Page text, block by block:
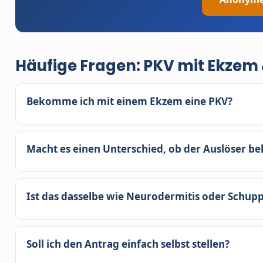
Häufige Fragen: PKV mit
Bekomme ich mit einem Ekzem eine PKV?
Meist ja. Ein einmaliges, abgeheiltes
Ekzeme werden genauer geprüft, sind aber meist
Macht es einen Unterschied, ob der Auslöser
Ja, deutlich. Ein bekannter, vermeidbarer
Unklare oder wechselnde Auslöser werden
Ist das dasselbe wie Neurodermitis oder
Nein. Neurodermitis und Schuppenflechte sind
dazu haben wir separate Seiten. Ein einfaches
Soll ich den Antrag einfach selbst stellen?